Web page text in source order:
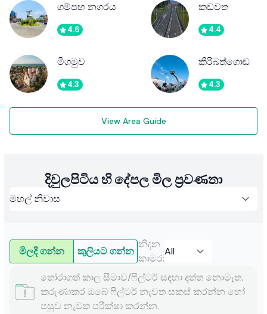
ගම්පහ නගරය
4.6
කඩවත
4.4
මීගමුව
4.3
කිරිබත්ගොඩ
4.3
View Area Guide
දිවුලපිටිය හි දේපල මිල ප්‍රවණතා
මිලදී ගන්න කුලියට ගන්න
නිදන
කාමර:
තෝරාගත් කාල සීමාව/ෆිල්ටර් සඳහා දත්ත නොමැත.
කරුණාකර ඔබේ ෆිල්ටර් නැවත සකස් කරන්න හෝ
පසුව නැවත පරීක්ෂා කරන්න.